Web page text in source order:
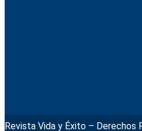
Revista Vida y Éxito – Derechos